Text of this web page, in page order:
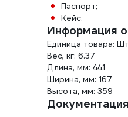
Паспорт;
Кейс.
Информация
Единица товара:
Вес, кг: 6.37
Длина, мм: 441
Ширина, мм: 167
Высота, мм: 359
Документация